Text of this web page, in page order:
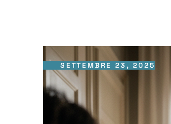
SETTEMBRE 23, 2025